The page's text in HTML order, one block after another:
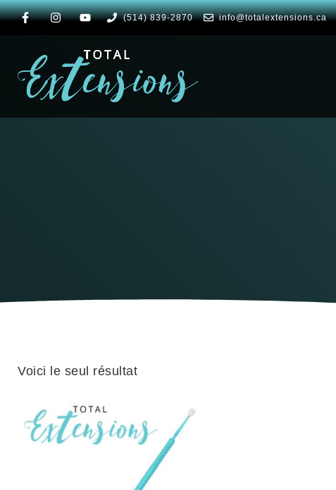
(514) 839-2870 info@totalextensions.ca
Voici le seul résultat